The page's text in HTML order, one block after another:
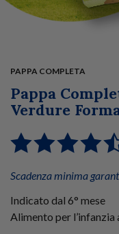
PAPPA COMPLETA
Pappa
Verdure
Scadenza minima
Indicato dal 6° mese
Alimento per